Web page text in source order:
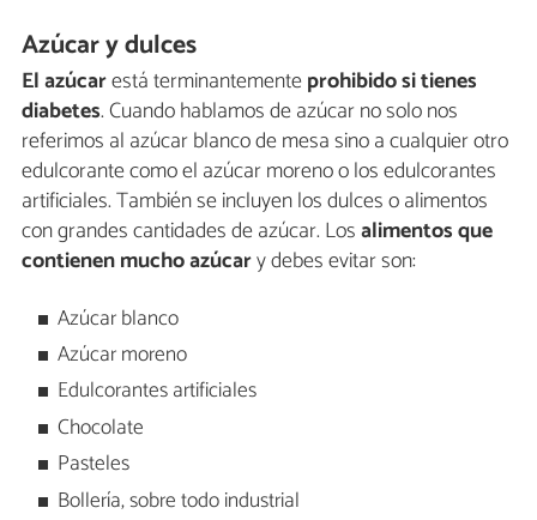
Azúcar y dulces
El azúcarestá terminantementeprohibido si tienes
diabetes. Cuando hablamos de azúcar no solo nos
referimos al azúcar blanco de mesa sino a cualquier otro
edulcorante como el azúcar moreno o los edulcorantes
artificiales. También se incluyen los dulces o alimentos
con grandes cantidades de azúcar. Losalimentos que
contienen mucho azúcary debes evitar son:
Azúcar blanco
Azúcar moreno
Edulcorantes artificiales
Chocolate
Pasteles
Bollería, sobre todo industrial